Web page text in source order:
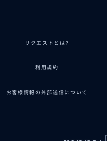
リクエストとは?
利用規約
お客様情報の外部送信について